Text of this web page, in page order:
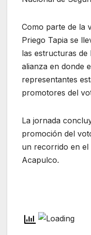
Como parte de la
Priego Tapia se
las estructuras de
alianza en donde
representantes
promotores del
La jornada
promoción del
un recorrido en el
Acapulco.